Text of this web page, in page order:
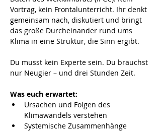
Vortrag, kein Frontalunterricht. Ihr denkt
gemeinsam nach, diskutiert und bringt
das große Durcheinander rund ums
Klima in eine Struktur, die Sinn ergibt.
Du musst kein Experte sein. Du brauchst
nur Neugier – und drei Stunden Zeit.
Was euch erwartet:
Ursachen und Folgen des
Klimawandels verstehen
Systemische Zusammenhänge